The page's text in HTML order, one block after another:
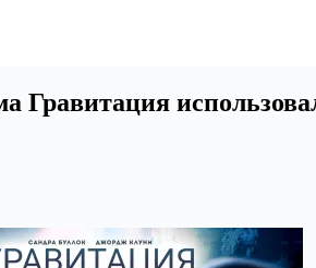
Гравитация